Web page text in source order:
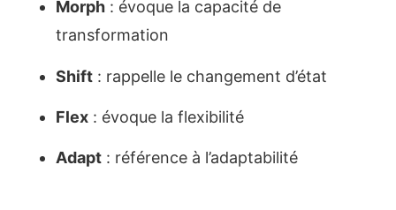
Morph : évoque la capacité de
transformation
Shift : rappelle le changement d’état
Flex : évoque la flexibilité
Adapt : référence à l’adaptabilité